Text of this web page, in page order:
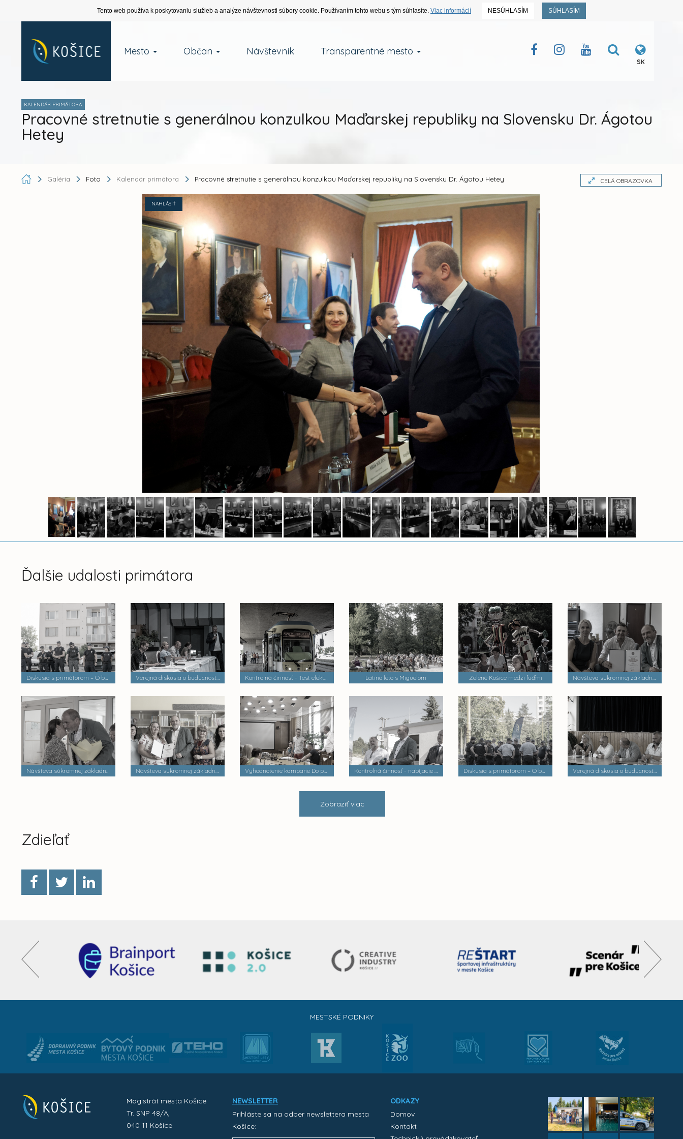
Tento web používa k poskytovaniu služieb a analýze návštevnosti súbory cookie. Používaním tohto webu s tým súhlasíte. Viac informácií NESÚHLASÍM SÚHLASÍM
Mesto Občan Návštevník Transparentné mesto
SK
KALENDÁR PRIMÁTORA
Pracovné stretnutie s generálnou konzulkou Maďarskej republiky na Slovensku Dr. Ágotou
Hetey
Galéria Foto Kalendár primátora Pracovné stretnutie s generálnou konzulkou Maďarskej republiky na Slovensku Dr. Ágotou Hetey CELÁ OBRAZOVKA
NAHLÁSIŤ
Ďalšie udalosti primátora
Diskusia s primátorom – O bezpečnosti a verejnom poriadku Verejná diskusia o budúcnosti mestských častí Kontrolná činnosť - Test električiek a trate MET 2 Latino leto s Miguelom Zelené Košice medzi ľuďmi Návšteva súkromnej základnej umeleckej školy Zádielska
Návšteva súkromnej základnej školy Dobrá škola n.o. Návšteva súkromnej základnej školy Palackého Vyhodnotenie kampane Do práce na bicykli Kontrolná činnosť - nabíjacie stanice elektrobusov Diskusia s primátorom – O bezpečnosti a verejnom poriadku Verejná diskusia o budúcnosti mestských častí
Zobraziť viac
Zdieľať
MESTSKÉ PODNIKY
Magistrát mesta Košice
Tr. SNP 48/A,
040 11 Košice
NEWSLETTER
Prihláste sa na odber newslettera mesta
Košice:
ODKAZY
Domov
Kontakt